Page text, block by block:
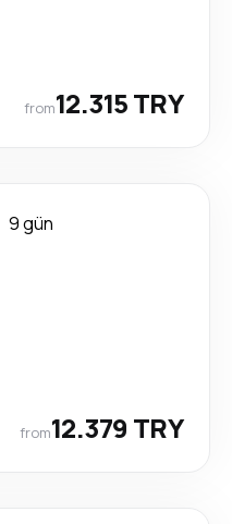
from12.315 TRY
9 gün
from12.379 TRY